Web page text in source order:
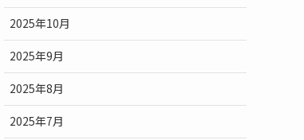
2025年10月
2025年9月
2025年8月
2025年7月